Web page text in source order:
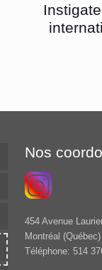
Nos
454 Avenue
Montréal
Téléphone: 514